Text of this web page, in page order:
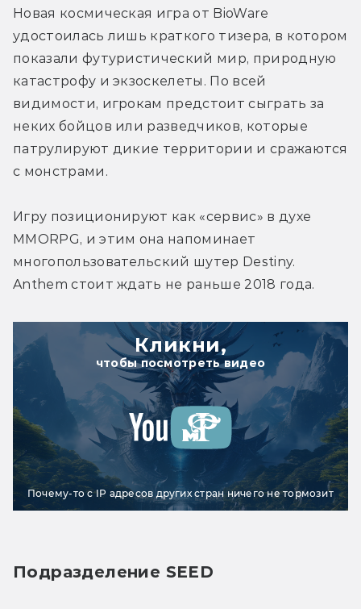
Новая космическая игра от BioWare
удостоилась лишь краткого тизера, в котором
показали футуристический мир, природную
катастрофу и экзоскелеты. По всей
видимости, игрокам предстоит сыграть за
неких бойцов или разведчиков, которые
патрулируют дикие территории и сражаются
с монстрами.
Игру позиционируют как «сервис» в духе
MMORPG, и этим она напоминает
многопользовательский шутер Destiny.
Anthem стоит ждать не раньше 2018 года.
Кликни,
чтобы посмотреть видео
Почему-то с IP адресов других стран ничего не тормозит
Подразделение SEED